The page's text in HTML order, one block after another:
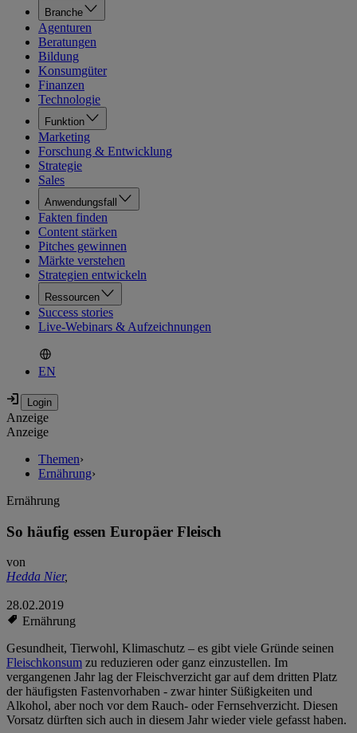
Branche
Agenturen
Beratungen
Bildung
Konsumgüter
Finanzen
Technologie
Funktion
Marketing
Forschung & Entwicklung
Strategie
Sales
Anwendungsfall
Fakten finden
Content stärken
Pitches gewinnen
Märkte verstehen
Strategien entwickeln
Ressourcen
Success stories
Live-Webinars & Aufzeichnungen
EN
Anzeige
Anzeige
Themen›
Ernährung›
Ernährung
So häufig essen Europäer Fleisch
von
Hedda Nier,
28.02.2019
Ernährung
Gesundheit, Tierwohl, Klimaschutz – es gibt viele Gründe seinen
Fleischkonsum zu reduzieren oder ganz einzustellen. Im
vergangenen Jahr lag der Fleischverzicht gar auf dem dritten Platz
der häufigsten Fastenvorhaben - zwar hinter Süßigkeiten und
Alkohol, aber noch vor dem Rauch- oder Fernsehverzicht. Diesen
Vorsatz dürften sich auch in diesem Jahr wieder viele gefasst haben.